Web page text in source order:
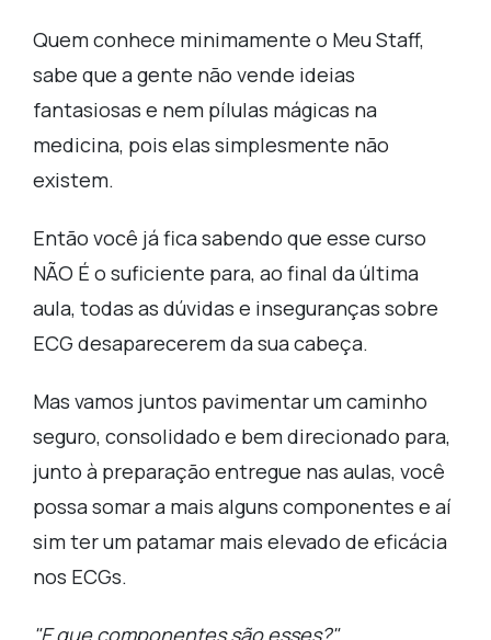
Quem conhece minimamente o Meu Staff,
sabe que a gente não vende ideias
fantasiosas e nem pílulas mágicas na
medicina, pois elas simplesmente não
existem.
Então você já fica sabendo que esse curso
NÃO É o suficiente para, ao final da última
aula, todas as dúvidas e inseguranças sobre
ECG desaparecerem da sua cabeça.
Mas vamos juntos pavimentar um caminho
seguro, consolidado e bem direcionado para,
junto à preparação entregue nas aulas, você
possa somar a mais alguns componentes e aí
sim ter um patamar mais elevado de eficácia
nos ECGs.